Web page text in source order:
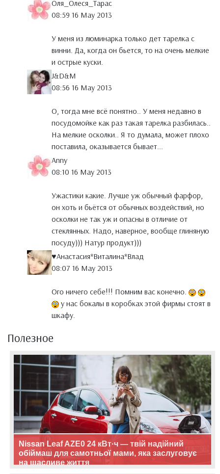
Оля_Олеся_Тарас
08:59 16 May 2013
У меня из люминарка только дет тарелка с
винни. Да, когда он бьется, то на очень мелкие
и острые куски.
J&D&M
08:56 16 May 2013
О, тогда мне всё понятно.. У меня недавно в
посудомойке как раз такая тарелка разбилась..
На мелкие осколки.. Я то думала, может плохо
поставила, оказывается бывает...
Anny
08:10 16 May 2013
Ужастики какие. Лучше уж обычный фарфор,
он хоть и бьётся от обычных воздействий, но
осколки не так уж и опасны в отличие от
стеклянных. Надо, наверное, вообще глиняную
посуду))) Натур продукт)))
♥Анастасия*Виталина*Влад
08:07 16 May 2013
Ого ничего себе!!! Помним вас конечно.
у нас бокалы в коробках этой фирмы стоят в
шкафу.
Полезное
Nissan Leaf AZE0 24 кВт·ч — твій надійний
обіймаш для самотньої мами, яка заслуговує
на щасливе життя